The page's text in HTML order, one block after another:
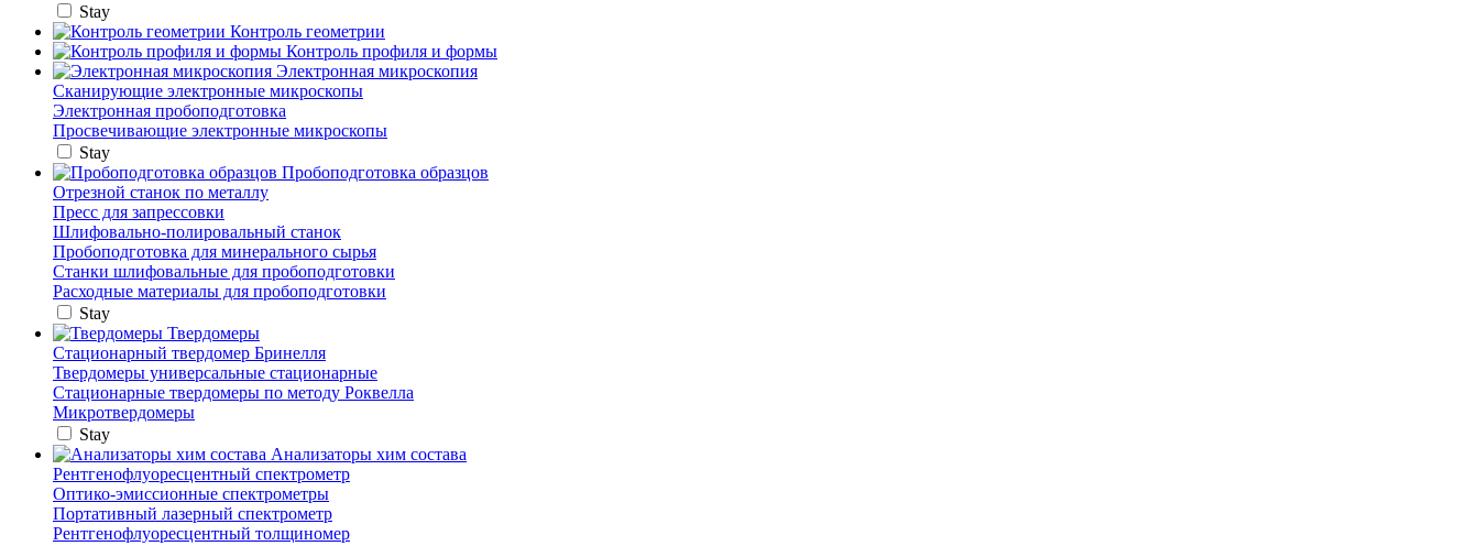
Stay
Контроль геометрии
Контроль профиля и формы
Электронная микроскопия
Сканирующие электронные микроскопы
Электронная пробоподготовка
Просвечивающие электронные микроскопы
Stay
Пробоподготовка образцов
Отрезной станок по металлу
Пресс для запрессовки
Шлифовально-полировальный станок
Пробоподготовка для минерального сырья
Станки шлифовальные для пробоподготовки
Расходные материалы для пробоподготовки
Stay
Твердомеры
Стационарный твердомер Бринелля
Твердомеры универсальные стационарные
Стационарные твердомеры по методу Роквелла
Микротвердомеры
Stay
Анализаторы хим состава
Рентгенофлуоресцентный спектрометр
Оптико-эмиссионные спектрометры
Портативный лазерный спектрометр
Рентгенофлуоресцентный толщиномер